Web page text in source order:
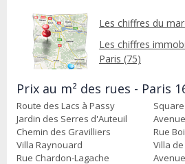
Les chiffres du
Les chiffres
Paris (75)
Prix au m² des rues - Paris
Route des Lacs à Passy
Jardin des Serres d'Auteuil
Chemin des Gravilliers
Rue
Villa Raynouard
Villa
Rue Chardon-Lagache